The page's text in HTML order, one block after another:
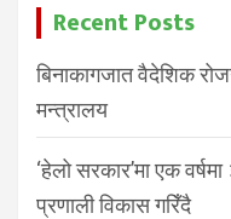
Recent Posts
बिनाकागजात वैदेशिक
मन्त्रालय
‘हेलो सरकार’मा एक
प्रणाली विकास गरिँदै